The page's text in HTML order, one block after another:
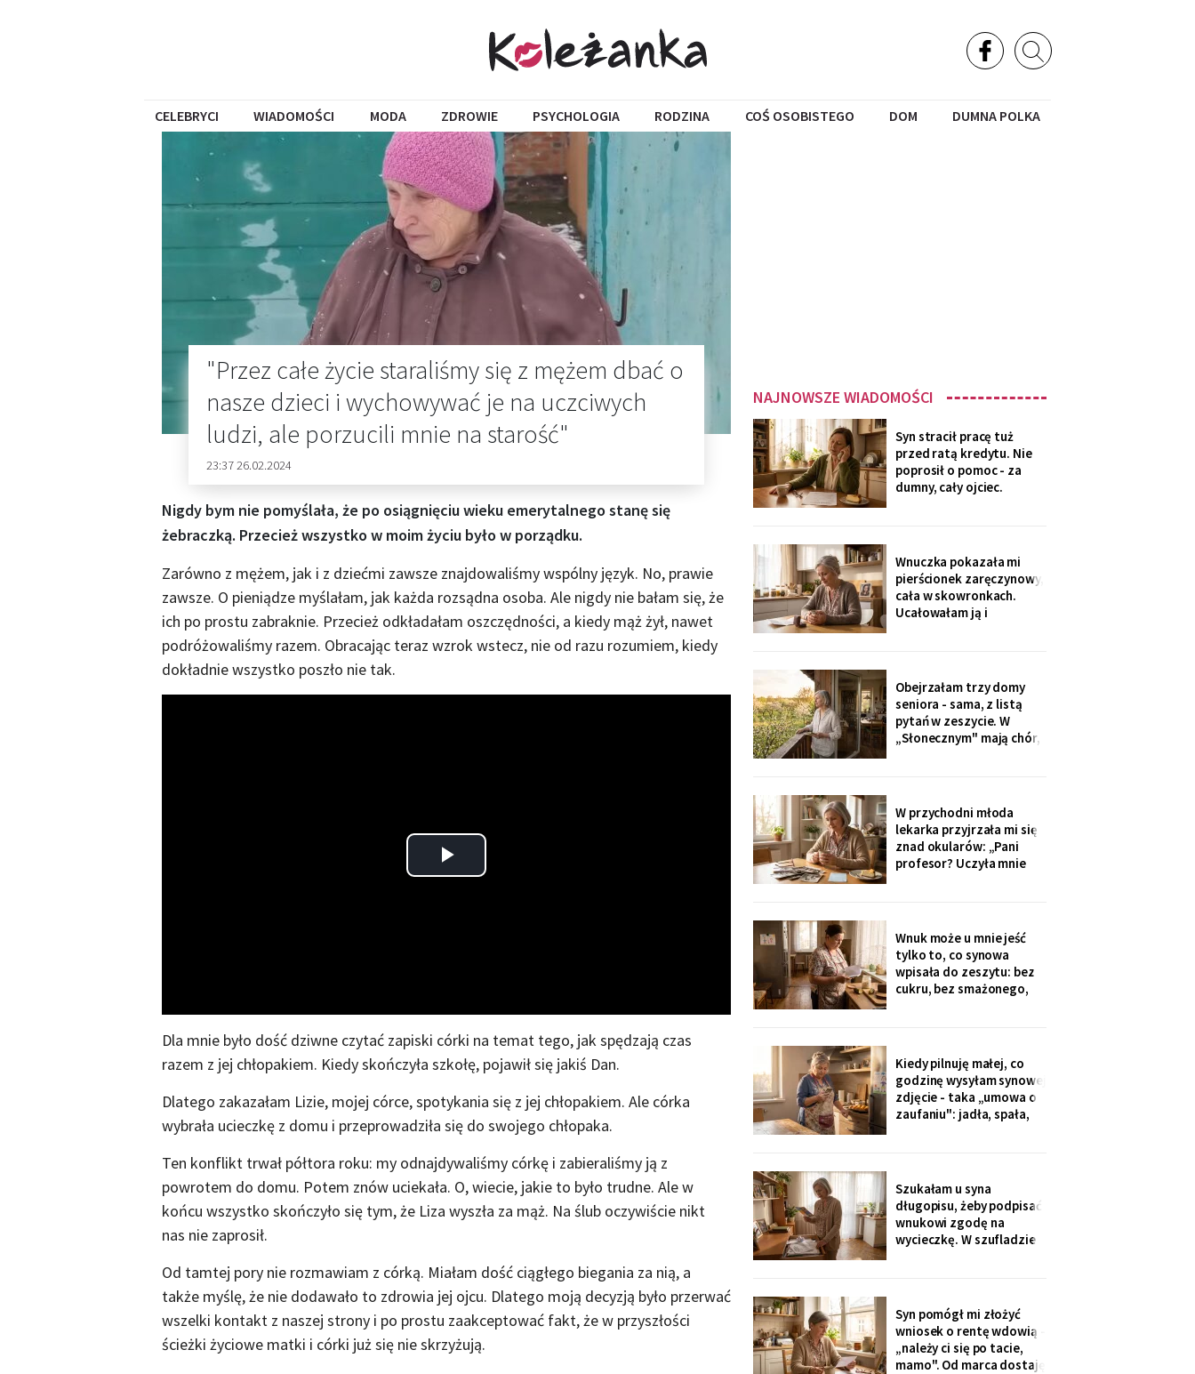
CELEBRYCI WIADOMOŚCI MODA ZDROWIE PSYCHOLOGIA RODZINA COŚ OSOBISTEGO DOM DUMNA POLKA
"Przez całe życie staraliśmy się z mężem dbać o
nasze dzieci i wychowywać je na uczciwych
ludzi, ale porzucili mnie na starość"
23:37 26.02.2024
Nigdy bym nie pomyślała, że po osiągnięciu wieku emerytalnego stanę się
żebraczką. Przecież wszystko w moim życiu było w porządku.
Zarówno z mężem, jak i z dziećmi zawsze znajdowaliśmy wspólny język. No, prawie
zawsze. O pieniądze myślałam, jak każda rozsądna osoba. Ale nigdy nie bałam się, że
ich po prostu zabraknie. Przecież odkładałam oszczędności, a kiedy mąż żył, nawet
podróżowaliśmy razem. Obracając teraz wzrok wstecz, nie od razu rozumiem, kiedy
dokładnie wszystko poszło nie tak.
Play
Dla mnie było dość dziwne czytać zapiski córki na temat tego, jak spędzają czas
razem z jej chłopakiem. Kiedy skończyła szkołę, pojawił się jakiś Dan.
Dlatego zakazałam Lizie, mojej córce, spotykania się z jej chłopakiem. Ale córka
wybrała ucieczkę z domu i przeprowadziła się do swojego chłopaka.
Ten konflikt trwał półtora roku: my odnajdywaliśmy córkę i zabieraliśmy ją z
powrotem do domu. Potem znów uciekała. O, wiecie, jakie to było trudne. Ale w
końcu wszystko skończyło się tym, że Liza wyszła za mąż. Na ślub oczywiście nikt
nas nie zaprosił.
Od tamtej pory nie rozmawiam z córką. Miałam dość ciągłego biegania za nią, a
także myślę, że nie dodawało to zdrowia jej ojcu. Dlatego moją decyzją było przerwać
wszelki kontakt z naszej strony i po prostu zaakceptować fakt, że w przyszłości
ścieżki życiowe matki i córki już się nie skrzyżują.
NAJNOWSZE WIADOMOŚCI
Syn stracił pracę tuż
przed ratą kredytu. Nie
poprosił o pomoc - za
dumny, cały ojciec.
prezent ślubny".
Wieczorem zadzwonił i
długo milczał w
słuchawce - pierwszy raz
od lat
Wnuczka pokazała mi
pierścionek zaręczynowy,
cała w skowronkach.
Ucałowałam ją i
go nie zamykaj". Zdziwiła
się, mama się obruszyła.
Kiedyś zrozumie - ja
zrozumiałam o
czterdzieści lat za
Obejrzałam trzy domy
seniora - sama, z listą
pytań w zeszycie. W
„Słonecznym" mają chór,
widokiem na sad i
podpisałam papiery.
Dzieciom powiem po
fakcie - niech raz
dowiedzą się ostatnie.
W przychodni młoda
lekarka przyjrzała mi się
znad okularów: „Pani
profesor? Uczyła mnie
ucałowała w oba policzki.
Córka wieczorem
zapytała tylko, czy przy
okazji wzięłam receptę
na
Wnuk może u mnie jeść
tylko to, co synowa
wpisała do zeszytu: bez
cukru, bez smażonego,
ogórkiem - nie umiałam
odmówić. Wieczorem
przyszła wiadomość:
„proszę traktować
zeszyt poważnie, inaczej
Kiedy pilnuję małej, co
godzinę wysyłam synowej
zdjęcie - taka „umowa o
zaufaniu": jadła, spała,
czternastej. Siedem
minut później dzwonił
telefon: „czemu nie ma
zdjęcia, coś się stało?!".
Babeczki
Szukałam u syna
długopisu, żeby podpisać
wnukowi zgodę na
wycieczkę. W szufladzie
ołówkiem: «od
stycznia?».
Syn pomógł mi złożyć
wniosek o rentę wdowią -
„należy ci się po tacie,
mamo". Od marca dostaję